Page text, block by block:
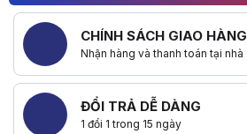
CHÍNH SÁCH GIAO HÀNG
Nhận hàng và thanh toán tại nhà
ĐỔI TRẢ DỄ DÀNG
1 đổi 1 trong 15 ngày